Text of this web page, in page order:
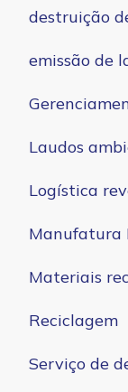
destruição
emissão de
Laudos
Logística
Manufatura
Materiais
Reciclagem
Serviço de